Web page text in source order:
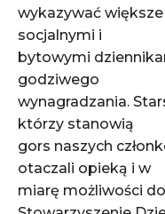
wykazywać
socjalnymi i
bytowymi
godziwego
wynagradzania.
którzy stanowią
gors naszych
otaczali opieką i w
miarę możliwości